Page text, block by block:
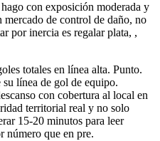
con exposición moderada y
de control de daño, no
por inercia es regalar plata, ,
totales en línea alta. Punto.
línea de gol de equipo.
con cobertura al local en
territorial real y no solo
15-20 minutos para leer
número que en pre.